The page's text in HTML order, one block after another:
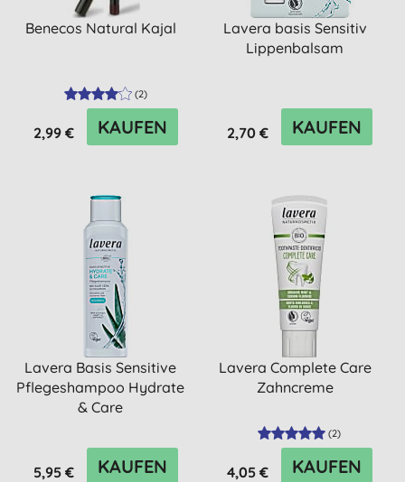
Benecos Natural Kajal
(2)
2,99 € KAUFEN
Lavera basis Sensitiv
Lippenbalsam
2,70 € KAUFEN
Lavera Basis Sensitive
Pflegeshampoo Hydrate
& Care
5,95 € KAUFEN
Lavera Complete Care
Zahncreme
(2)
4,05 € KAUFEN